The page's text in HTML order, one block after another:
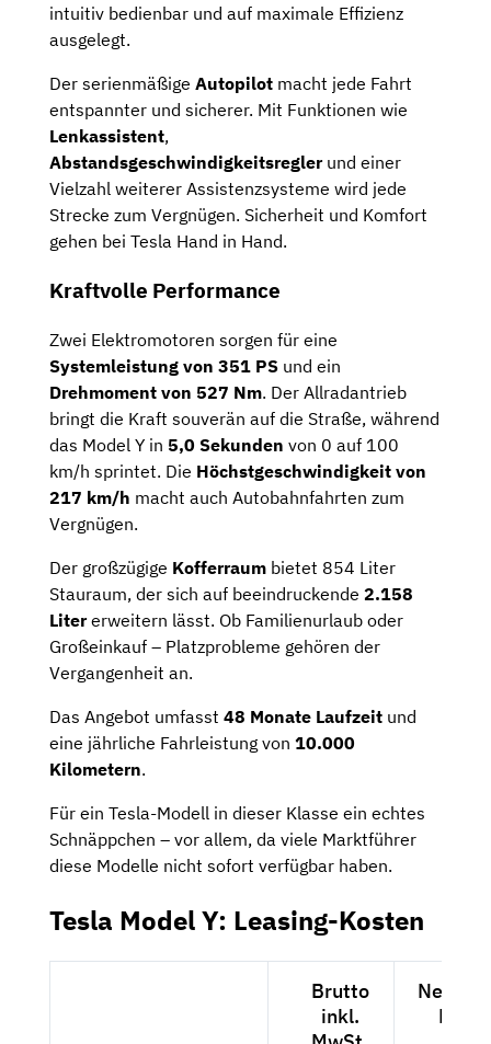
intuitiv bedienbar und auf maximale Effizienz
ausgelegt.
Der serienmäßige Autopilot macht jede Fahrt
entspannter und sicherer. Mit Funktionen wie
Lenkassistent,
Abstandsgeschwindigkeitsreglerund einer
Vielzahl weiterer Assistenzsysteme wird jede
Strecke zum Vergnügen. Sicherheit und Komfort
gehen bei Tesla Hand in Hand.
Kraftvolle Performance
Zwei Elektromotoren sorgen für eine
Systemleistung von 351 PS und ein
Drehmoment von 527 Nm. Der Allradantrieb
bringt die Kraft souverän auf die Straße, während
das Model Y in 5,0 Sekunden von 0 auf 100
km/h sprintet. Die Höchstgeschwindigkeit von
217 km/h macht auch Autobahnfahrten zum
Vergnügen.
Der großzügige Kofferraum bietet 854 Liter
Stauraum, der sich auf beeindruckende 2.158
Litererweitern lässt. Ob Familienurlaub oder
Großeinkauf – Platzprobleme gehören der
Vergangenheit an.
Das Angebot umfasst 48 Monate Laufzeit und
eine jährliche Fahrleistung von 10.000
Kilometern.
Für ein Tesla-Modell in dieser Klasse ein echtes
Schnäppchen – vor allem, da viele Marktführer
diese Modelle nicht sofort verfügbar haben.
Tesla Model Y: Leasing-Kosten
Brutto
inkl.
Netto